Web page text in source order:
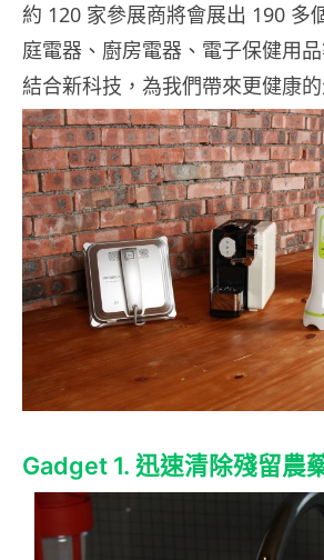
約 120 家參展商將會展出 190 多
庭電器、廚房電器、電子保健用
結合新科技，為我們帶來更健康的
Gadget 1. 迅速清除殘留農